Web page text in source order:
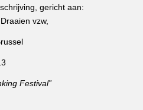
gericht aan:
vzw,
Festival”